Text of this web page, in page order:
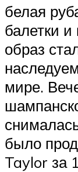
белая
балетки и
образ
мире.
было
Taylor за